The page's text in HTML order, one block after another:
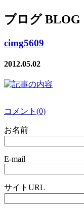
ブログ BLOG
cimg5609
2012.05.02
コメント(0)
お名前
E-mail
サイトURL